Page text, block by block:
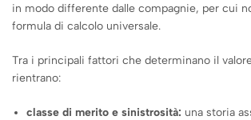
in modo differente dalle compagnie, per cui
formula di calcolo universale.
Tra i principali fattori che determinano il
rientrano:
classe di merito e sinistrosità: una storia